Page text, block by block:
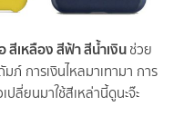
เหลือง สีฟ้า สีน้ำเงินช่วย
ภ์ การเงินไหลมาเทามา การ
ลี่ยนมาใช้สีเหล่านี้ดูนะจ๊ะ